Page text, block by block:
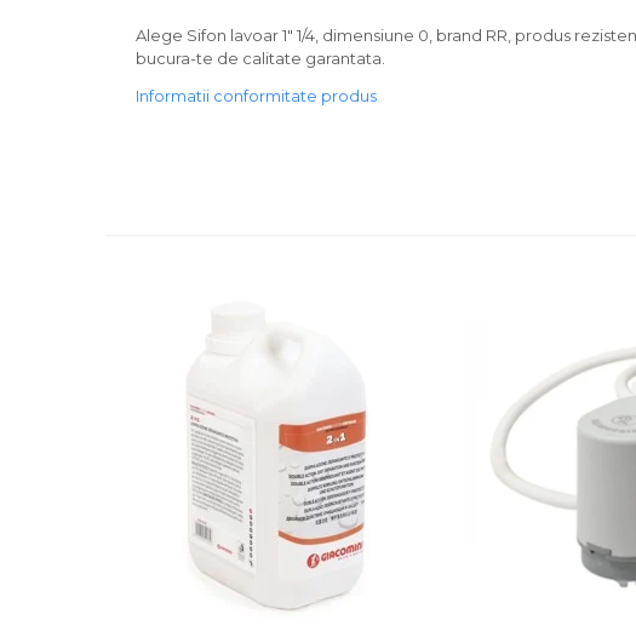
Alege Sifon lavoar 1" 1/4, dimensiune 0, brand RR, produs
bucura-te de calitate garantata.
Informatii conformitate produs